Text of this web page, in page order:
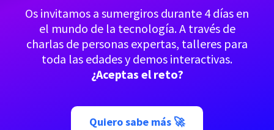
Os invitamos a sumergiros durante 4 días en
el mundo de la tecnología. A través de
charlas de personas expertas, talleres para
toda las edades y demos interactivas.
¿Aceptas el reto?
Quiero sabe más 🚀